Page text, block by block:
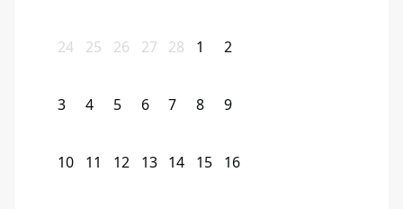
24 25 26 27 28 1 2
3 4 5 6 7 8 9
10 11 12 13 14 15 16